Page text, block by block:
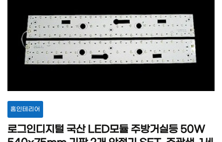
홈인테리어
로그인디지털 국산 LED모듈 주방거실등 50W